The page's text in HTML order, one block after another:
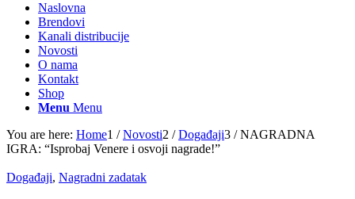
Naslovna
Brendovi
Kanali distribucije
Novosti
O nama
Kontakt
Shop
Menu Menu
You are here: Home1 / Novosti2 / Događaji3 / NAGRADNA
IGRA: “Isprobaj Venere i osvoji nagrade!”
Događaji, Nagradni zadatak